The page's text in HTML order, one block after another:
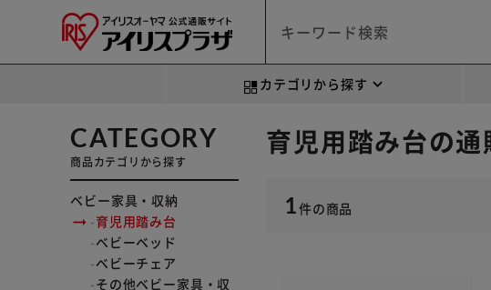
カテゴリから探す
CATEGORY
商品カテゴリから探す
ベビー家具・収納
育児用踏み台
ベビーベッド
ベビーチェア
その他ベビー家具・収
育児用踏み台の通
1件の商品